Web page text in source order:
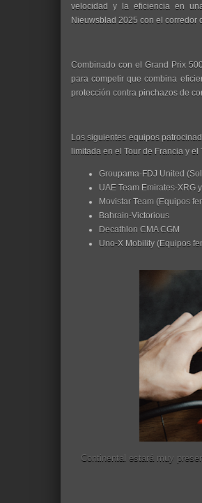
velocidad y la eficiencia en
Nieuwsblad 2025 con el corredor
Combinado con el Grand Prix
para competir que combina
protección contra pinchazos de
Los siguientes equipos
limitada en el Tour de Francia y
Groupama-FDJ United
UAE Team Emirates-XRG
Movistar Team (Equipos
Bahrain-Victorious
Decathlon CMA CGM
Uno-X Mobility (Equipos
Continental estará muy